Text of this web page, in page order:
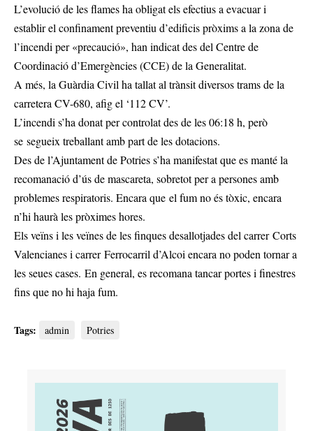
L’evolució de les flames ha obligat els efectius a evacuar i
establir el confinament preventiu d’edificis pròxims a la zona de
l’incendi per «precaució», han indicat des del Centre de
Coordinació d’Emergències (CCE) de la Generalitat.
A més, la Guàrdia Civil ha tallat al trànsit diversos trams de la
carretera CV-680, afig el ‘112 CV’.
L’incendi s’ha donat per controlat des de les 06:18 h, però
se segueix treballant amb part de les dotacions.
Des de l’Ajuntament de Potries s’ha manifestat que es manté la
recomanació d’ús de mascareta, sobretot per a persones amb
problemes respiratoris. Encara que el fum no és tòxic, encara
n’hi haurà les pròximes hores.
Els veïns i les veïnes de les finques desallotjades del carrer Corts
Valencianes i carrer Ferrocarril d’Alcoi encara no poden tornar a
les seues cases. En general, es recomana tancar portes i finestres
fins que no hi haja fum.
Tags: admin Potries